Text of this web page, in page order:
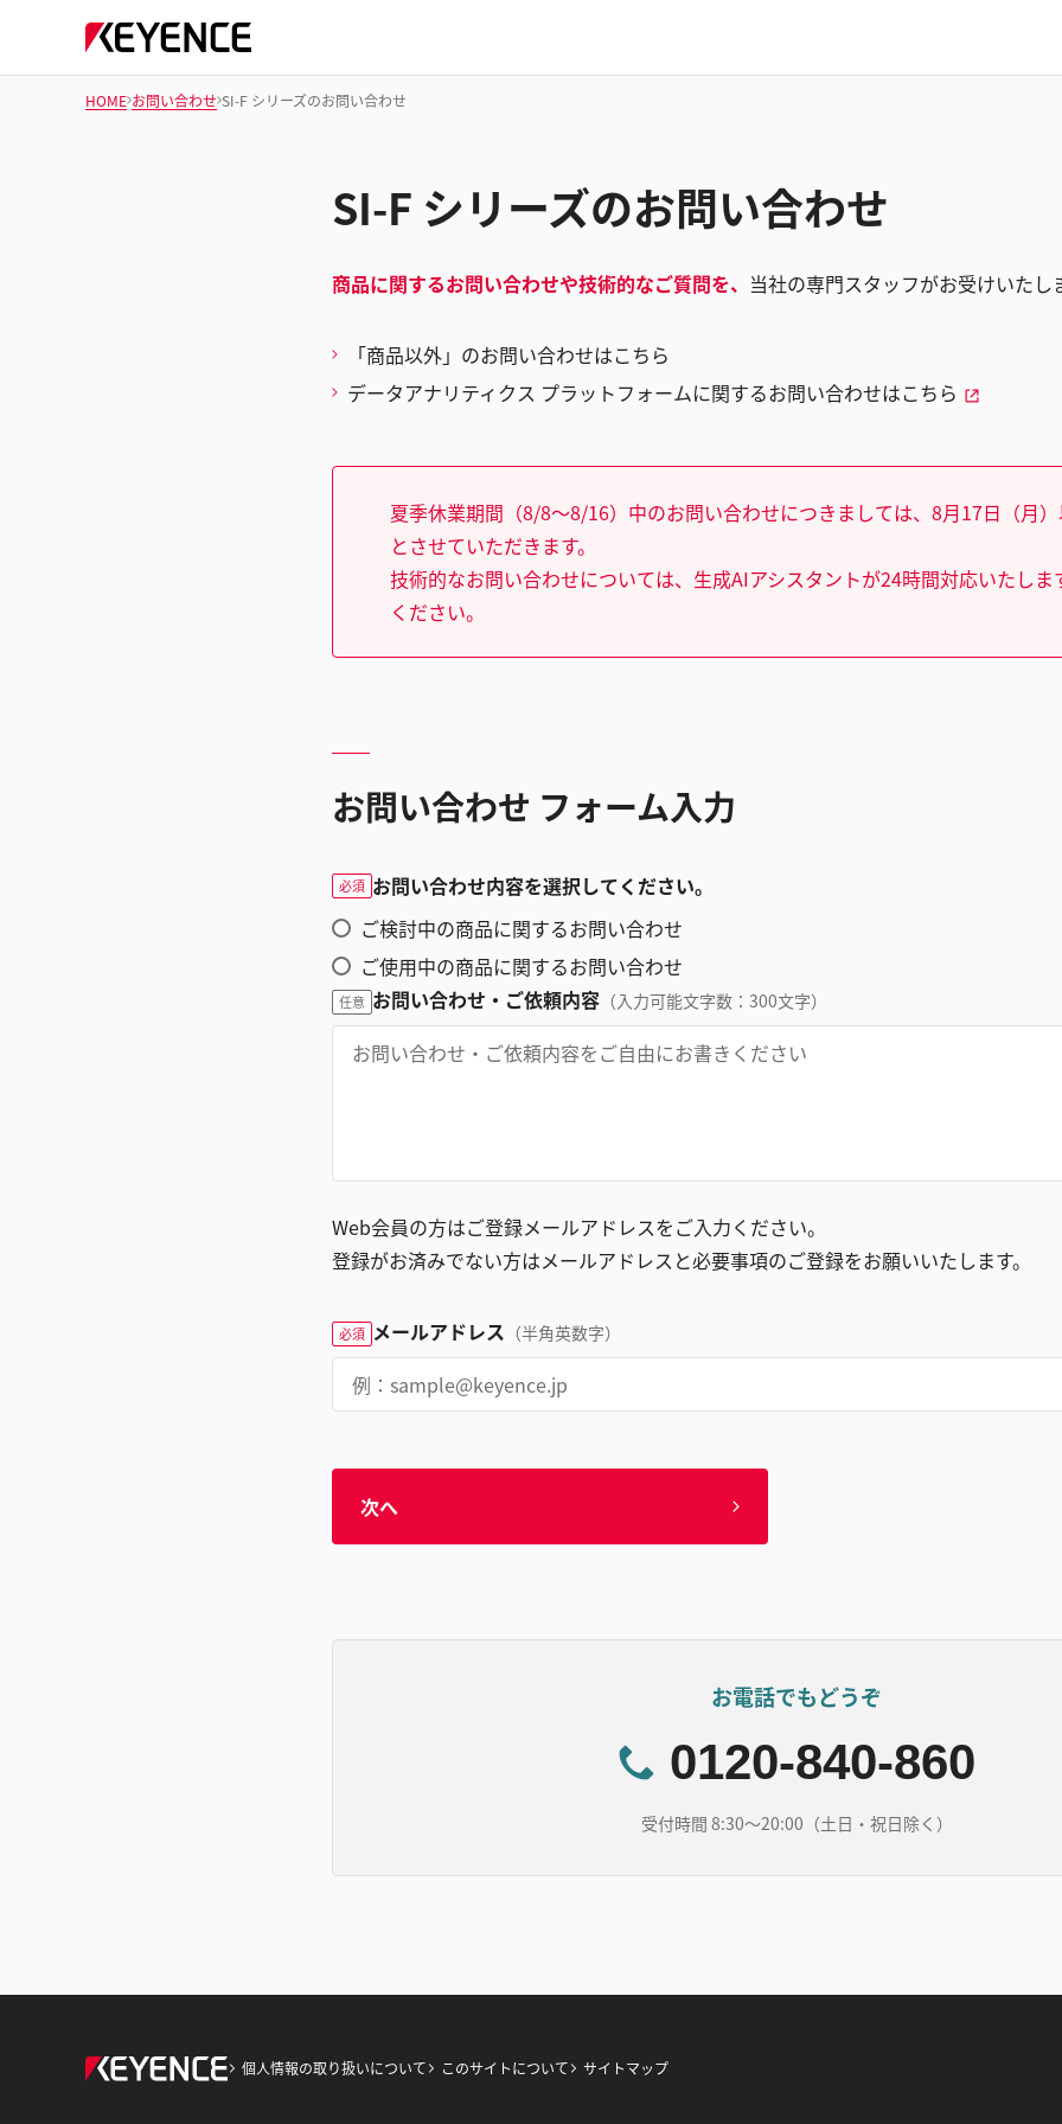
HOME お問い合わせ SI-F シリーズのお問い合わせ
SI-F シリーズのお問い合わせ
商品に関するお問い合わせや技術的なご質問を、 当社の専門スタッフがお受けいたし
「商品以外」のお問い合わせはこちら
データアナリティクス プラットフォームに関するお問い合わせはこちら
夏季休業期間（8/8～8/16）中のお問い合わせにつきましては、8月17日（月
とさせていただきます。
技術的なお問い合わせについては、生成AIアシスタントが24時間対応いたしま
ください。
お問い合わせ フォーム入力
必須 お問い合わせ内容を選択してください。
ご検討中の商品に関するお問い合わせ
ご使用中の商品に関するお問い合わせ
任意 お問い合わせ・ご依頼内容 （入力可能文字数：300文字）
Web会員の方はご登録メールアドレスをご入力ください。
登録がお済みでない方はメールアドレスと必要事項のご登録をお願いいたします。
必須 メールアドレス （半角英数字）
次へ
お電話でもどうぞ
0120-840-860
受付時間 8:30～20:00（土日・祝日除く）
個人情報の取り扱いについて このサイトについて サイトマップ